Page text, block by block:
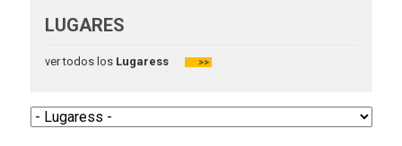
LUGARES
ver todos losLugaress >>